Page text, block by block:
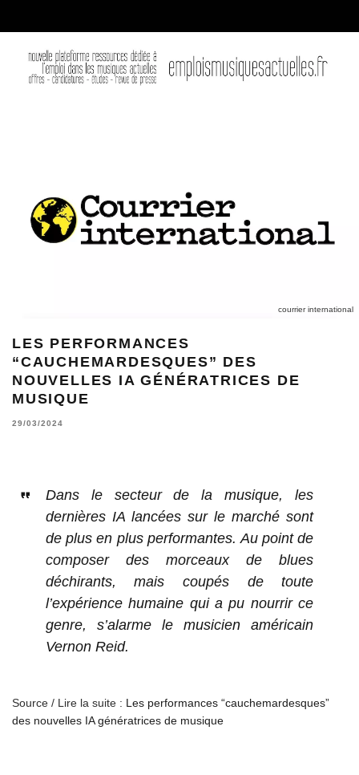
courrier international
LES PERFORMANCES
“CAUCHEMARDESQUES” DES
NOUVELLES IA GÉNÉRATRICES DE
MUSIQUE
29/03/2024
Dans le secteur de la musique, les
dernières IA lancées sur le marché sont
de plus en plus performantes. Au point de
composer des morceaux de blues
déchirants, mais coupés de toute
l’expérience humaine qui a pu nourrir ce
genre, s’alarme le musicien américain
Vernon Reid.
Source / Lire la suite : Les performances “cauchemardesques”
des nouvelles IA génératrices de musique